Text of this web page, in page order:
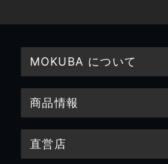
MOKUBA について
商品情報
直営店